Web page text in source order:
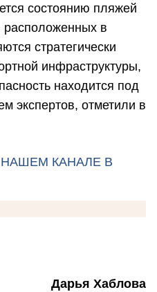
состоянию пляжей
расположенных в
стратегически
инфраструктуры,
находится под
экспертов, отметили в
КАНАЛЕ В
Дарья Хаблова